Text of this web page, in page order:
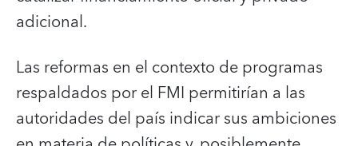
adicional.
Las reformas en el contexto de programas
respaldados por el FMI permitirían a las
autoridades del país indicar sus ambiciones